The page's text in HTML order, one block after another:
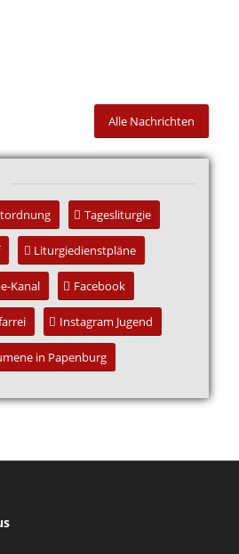
Alle Nachrichten
Tagesliturgie
Liturgiedienstpläne
Kanal Facebook
Instagram Jugend
in Papenburg